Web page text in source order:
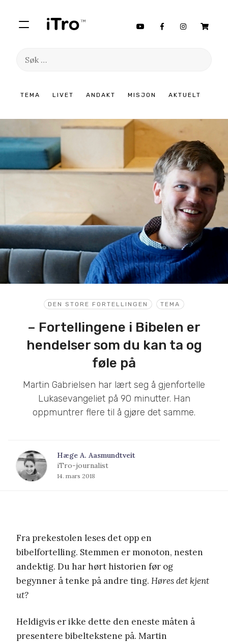
TEMA LIVET ANDAKT MISJON AKTUELT
Søk
innhold
DEN STORE FORTELLINGEN TEMA
– Fortellingene i Bibelen er
hendelser som du kan ta og
føle på
Martin Gabrielsen har lært seg å gjenfortelle
Lukasevangeliet på 90 minutter. Han
oppmuntrer flere til å gjøre det samme.
Hæge A. Aasmundtveit
iTro-journalist
14. mars 2018
Fra prekestolen leses det opp en
bibelfortelling. Stemmen er monoton, nesten
andektig. Du har hørt historien før og
begynner å tenke på andre ting. Høres det kjent
ut?
Heldigvis er ikke dette den eneste måten å
presentere bibeltekstene på. Martin